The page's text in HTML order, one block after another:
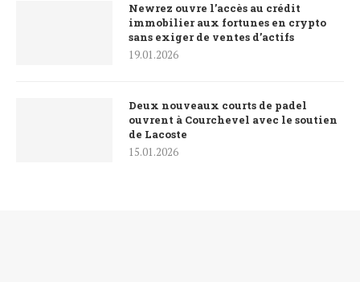
Newrez ouvre l’accès au crédit
immobilier aux fortunes en crypto
sans exiger de ventes d’actifs
19.01.2026
Deux nouveaux courts de padel
ouvrent à Courchevel avec le soutien
de Lacoste
15.01.2026